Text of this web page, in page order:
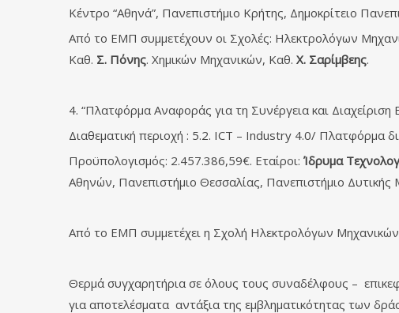
Κέντρο “Αθηνά”, Πανεπιστήμιο Κρήτης, Δημοκρίτειο
Από το ΕΜΠ συμμετέχουν οι Σχολές: Ηλεκτρολόγων
Καθ. Σ. Πόνης. Χημικών Μηχανικών, Καθ. Χ. Σαρίμβεης.
4. “Πλατφόρμα Αναφοράς για τη Συνέργεια και
Διαθεματική περιοχή : 5.2. ICT – Industry 4.0/ Πλατφόρμα
Προϋπολογισμός: 2.457.386,59€. Εταίροι: Ίδρυμα
Αθηνών, Πανεπιστήμιο Θεσσαλίας, Πανεπιστήμιο Δυτικής
Από το ΕΜΠ συμμετέχει η Σχολή Ηλεκτρολόγων
Θερμά συγχαρητήρια σε όλους τους συναδέλφους –
για αποτελέσματα αντάξια της εμβληματικότητας των